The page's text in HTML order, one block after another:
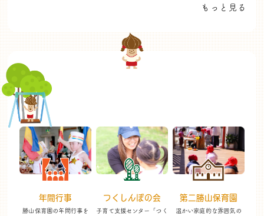
もっと見る
年間行事
勝山保育園の年間行事を
つくしんぼの会
子育て支援センター「つく
第二勝山保育園
温かい家庭的な雰囲気の